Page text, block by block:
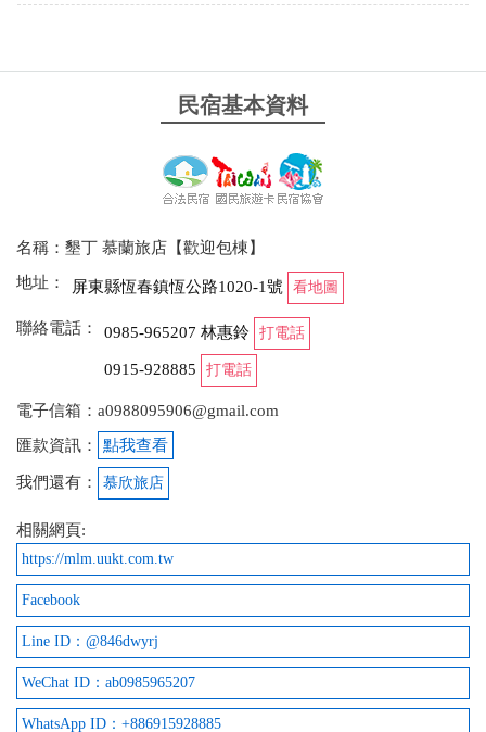
淨也讓人有一種很舒服的感覺..地點就在路邊又好找
附近又是恆春夜市可逛逛....推...大力推薦的好民宿
2024-04-10 19:45:12
親切溫馨的旅店，值得一住再住
2023-12-02 18:25:58
老板娘漂亮又親切 房間乾淨舒適
最近期入住了讓我覺得印象深刻的包棟民宿，這家民
宿的老板娘真的非常年輕，她的熱情讓我留下超級深
刻的印象。 老板娘非常親切和周到，還很仔細的跟我
們介紹了民宿的各種設施和周邊的景點，確保我們的
住宿體驗無懈可擊。她的專業程度和對細節的關注讓
我感到非常安心畢竟還是有去過很雷的飯店。 總之，
這次入住這家民宿是一次非常難得的體驗。老板娘的
民宿基本資料
名稱：墾丁 慕蘭旅店【歡迎包棟】
地址：
屏東縣恆春鎮恆公路1020-1號 看地圖
聯絡電話： 0985-965207 林惠鈴 打電話
0915-928885 打電話
電子信箱：a0988095906@gmail.com
匯款資訊：
點我查看
我們還有： 慕欣旅店
相關網頁:
https://mlm.uukt.com.tw
Facebook
Line ID：@846dwyrj
WeChat ID：ab0985965207
WhatsApp ID：+886915928885